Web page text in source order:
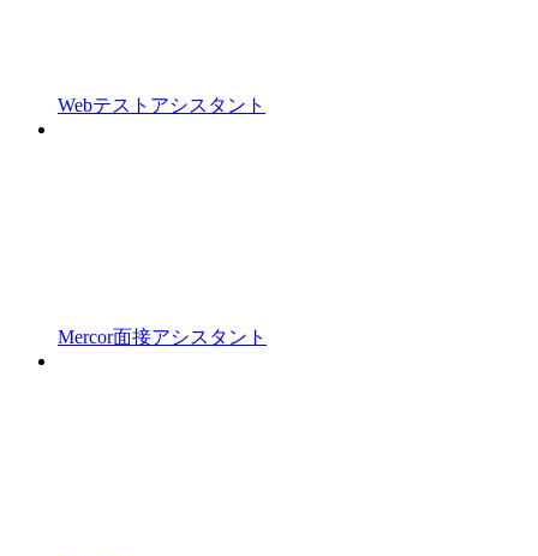
Webテストアシスタント
Mercor面接アシスタント